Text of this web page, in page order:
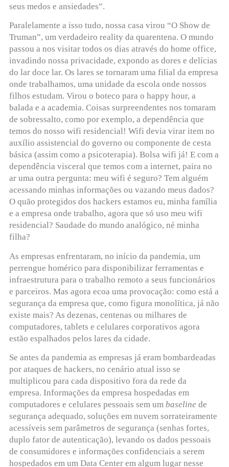
seus medos e ansiedades”.
Paralelamente a isso tudo, nossa casa virou “O Show de
Truman”, um verdadeiro reality da quarentena. O mundo
passou a nos visitar todos os dias através do home office,
invadindo nossa privacidade, expondo as dores e delícias
do lar doce lar. Os lares se tornaram uma filial da empresa
onde trabalhamos, uma unidade da escola onde nossos
filhos estudam. Virou o boteco para o happy hour, a
balada e a academia. Coisas surpreendentes nos tomaram
de sobressalto, como por exemplo, a dependência que
temos do nosso wifi residencial! Wifi devia virar item no
auxílio assistencial do governo ou componente de cesta
básica (assim como a psicoterapia). Bolsa wifi já! E com a
dependência visceral que temos com a internet, paira no
ar uma outra pergunta: meu wifi é seguro? Tem alguém
acessando minhas informações ou vazando meus dados?
O quão protegidos dos hackers estamos eu, minha família
e a empresa onde trabalho, agora que só uso meu wifi
residencial? Saudade do mundo analógico, né minha
filha?
As empresas enfrentaram, no início da pandemia, um
perrengue homérico para disponibilizar ferramentas e
infraestrutura para o trabalho remoto a seus funcionários
e parceiros. Mas agora ecoa uma provocação: como está a
segurança da empresa que, como figura monolítica, já não
existe mais? As dezenas, centenas ou milhares de
computadores, tablets e celulares corporativos agora
estão espalhados pelos lares da cidade.
Se antes da pandemia as empresas já eram bombardeadas
por ataques de hackers, no cenário atual isso se
multiplicou para cada dispositivo fora da rede da
empresa. Informações da empresa hospedadas em
computadores e celulares pessoais sem um baseline de
segurança adequado, soluções em nuvem sorrateiramente
acessíveis sem parâmetros de segurança (senhas fortes,
duplo fator de autenticação), levando os dados pessoais
de consumidores e informações confidenciais a serem
hospedados em um Data Center em algum lugar nesse